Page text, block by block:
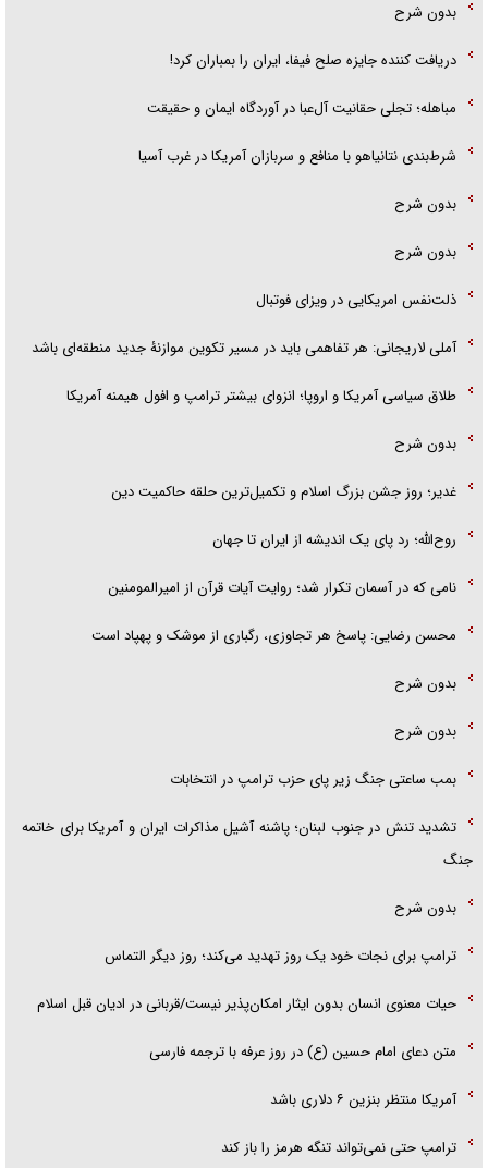
بدون شرح
دریافت کننده جایزه صلح فیفا، ایران را بمباران کرد!
مباهله؛ تجلی حقانیت آل‌عبا در آوردگاه ایمان و حقیقت
شرط‌بندی نتانیاهو با منافع و سربازان آمریکا در غرب آسیا
بدون شرح
بدون شرح
ذلت‌نفس امریکایی در ویزای فوتبال
آملی لاریجانی: هر تفاهمی باید در مسیر تکوین موازنۀ جدید منطقه‌ای باشد
طلاق سیاسی آمریکا و اروپا؛ انزوای بیشتر ترامپ و افول هیمنه آمریکا
بدون شرح
غدیر؛ روز جشن بزرگ اسلام و تکمیل‌ترین حلقه حاکمیت دین
روح‌الله؛ رد پای یک اندیشه از ایران تا جهان
نامی که در آسمان تکرار شد؛ روایت آیات قرآن از امیرالمومنین
محسن رضایی: پاسخ هر تجاوزی، رگباری از موشک و پهپاد است
بدون شرح
بدون شرح
بمب ساعتی جنگ زیر پای حزب ترام‍پ در انتخابات
تشدید تنش در جنوب لبنان؛ پاشنه آشیل مذاکرات ایران و آمریکا برای خاتمه
جنگ
بدون شرح
ترامپ برای نجات خود یک روز تهدید می‌کند؛ روز دیگر التماس
حیات معنوی انسان بدون ایثار امکان‌پذیر نیست/قربانی در ادیان قبل اسلام
متن دعای امام حسین (ع) در روز عرفه با ترجمه فارسی
آمریکا منتظر بنزین ۶ دلاری باشد
ترامپ حتی نمی‌تواند تنگه هرمز را باز کند